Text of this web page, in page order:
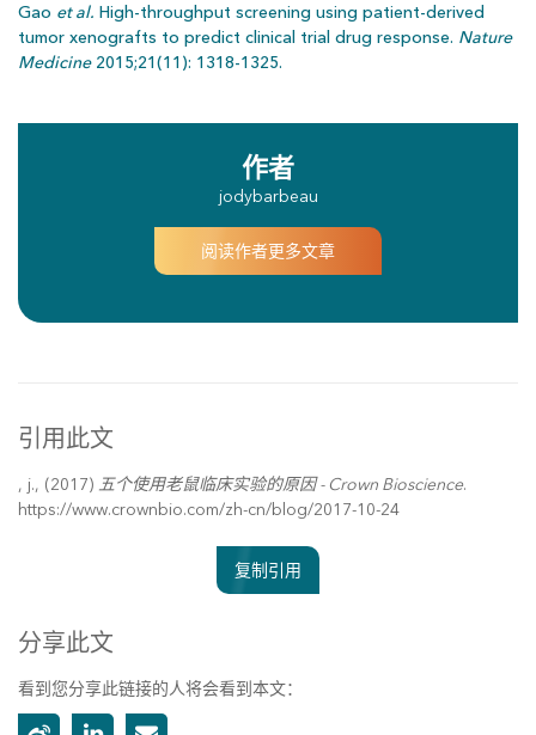
Gao et al. High-throughput screening using patient-derived
tumor xenografts to predict clinical trial drug response. Nature
Medicine2015;21(11): 1318-1325.
作者
jodybarbeau
阅读作者更多文章
引用此文
, j., (2017) 五个使用老鼠临床实验的原因 - Crown Bioscience.
https://www.crownbio.com/zh-cn/blog/2017-10-24
复制引用
分享此文
看到您分享此链接的人将会看到本文：